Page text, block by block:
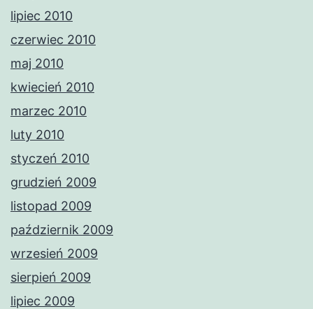
lipiec 2010
czerwiec 2010
maj 2010
kwiecień 2010
marzec 2010
luty 2010
styczeń 2010
grudzień 2009
listopad 2009
październik 2009
wrzesień 2009
sierpień 2009
lipiec 2009